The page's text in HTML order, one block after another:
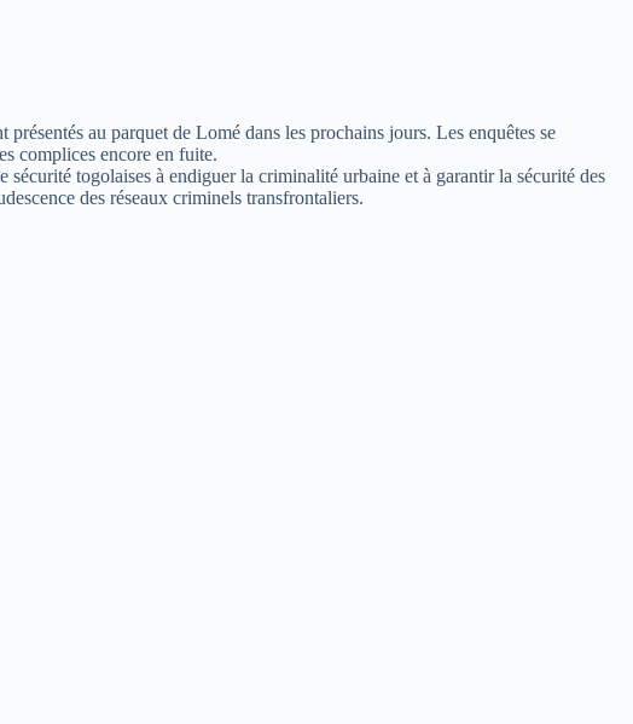
au parquet de Lomé dans les prochains jours. Les enquêtes se
complices encore en fuite.
togolaises à endiguer la criminalité urbaine et à garantir la sécurité des
des réseaux criminels transfrontaliers.